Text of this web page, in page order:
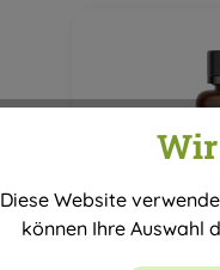
Diese Website
können Ihre Auswahl